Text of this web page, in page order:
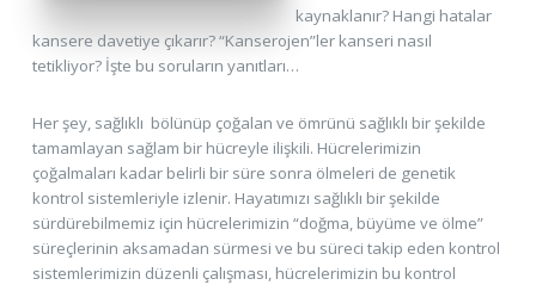
kaynaklanır? Hangi hatalar
kansere davetiye çıkarır? “Kanserojen”ler kanseri nasıl
tetikliyor? İşte bu soruların yanıtları…
Her şey, sağlıklı bölünüp çoğalan ve ömrünü sağlıklı bir şekilde
tamamlayan sağlam bir hücreyle ilişkili. Hücrelerimizin
çoğalmaları kadar belirli bir süre sonra ölmeleri de genetik
kontrol sistemleriyle izlenir. Hayatımızı sağlıklı bir şekilde
sürdürebilmemiz için hücrelerimizin “doğma, büyüme ve ölme”
süreçlerinin aksamadan sürmesi ve bu süreci takip eden kontrol
sistemlerimizin düzenli çalışması, hücrelerimizin bu kontrol